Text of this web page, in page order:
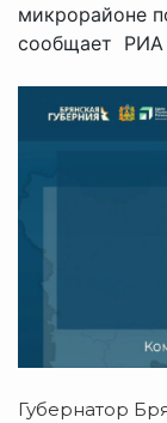
микрорайоне
сообщает РИА
Губернатор